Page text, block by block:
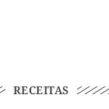
RECEITAS